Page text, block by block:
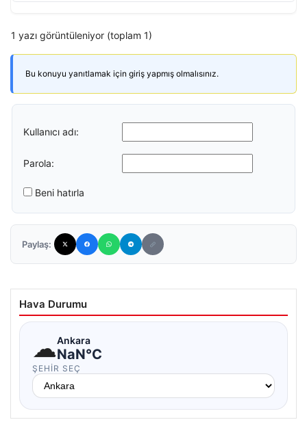
1 yazı görüntüleniyor (toplam 1)
Bu konuyu yanıtlamak için giriş yapmış olmalısınız.
Kullanıcı adı:
Parola:
Beni hatırla
Paylaş:
Hava Durumu
☁Ankara
NaN°C
ŞEHIR SEÇ